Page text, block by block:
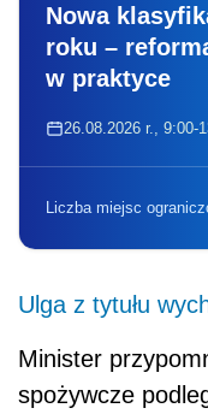
Nowa
roku –
w praktyce
26.08.2026 r., 9:00-
Liczba miejsc
Ulga z tytułu
Minister
spożywcze